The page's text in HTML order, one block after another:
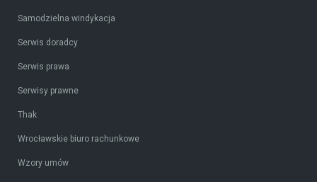
Samodzielna windykacja
Serwis doradcy
Serwis prawa
Serwisy prawne
Thak
Wrocławskie biuro rachunkowe
Wzory umów